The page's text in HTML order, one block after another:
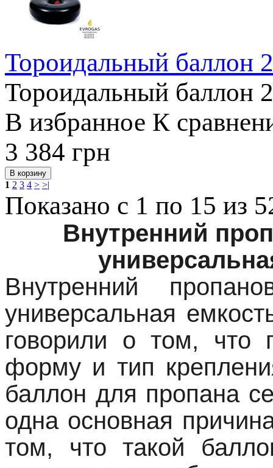
Тороидальный баллон
Тороидальный баллон
В избранное К
3 384 грн
1 2 3 4 > >|
Показано с 1 по 15 из
Внутренний
Внутренний
универсальная
говорили о том, что
форму и тип
баллон для пропана
одна основная
том, что такой